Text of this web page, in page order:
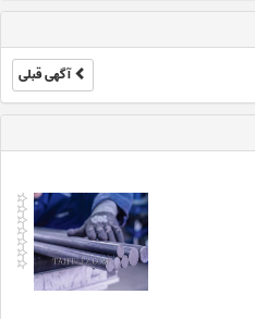
آگهی قبلی